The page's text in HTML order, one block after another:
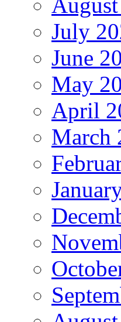
July
June
May
April
March